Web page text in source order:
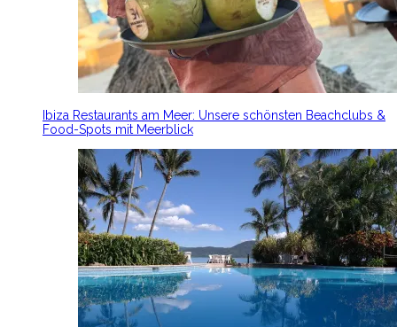
Ibiza Restaurants am Meer: Unsere schönsten Beachclubs &
Food-Spots mit Meerblick